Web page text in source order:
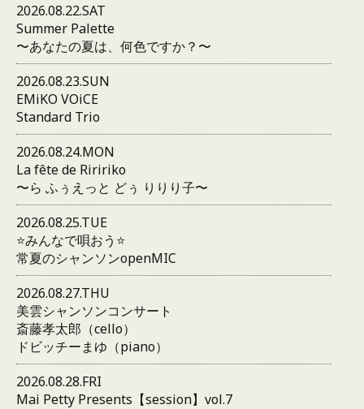
2026.08.22.SAT
Summer Palette
〜あなたの夏は、何色ですか？〜
2026.08.23.SUN
EMiKO VOiCE
Standard Trio
2026.08.24.MON
La fête de Riririko
〜ら ふぅえっと どぅ りりり子〜
2026.08.25.TUE
⭐️みんなで唄おう⭐️
常夏のシャンソンopenMIC
2026.08.27.THU
美雲シャンソンコンサート
斎藤孝太郎（cello）
ドビッチーまゆ（piano）
2026.08.28.FRI
Mai Petty Presents【session】vol.7